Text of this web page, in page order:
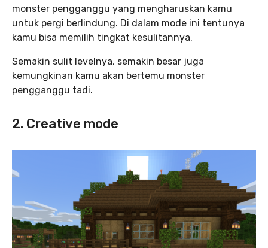
monster pengganggu yang mengharuskan kamu
untuk pergi berlindung. Di dalam mode ini tentunya
kamu bisa memilih tingkat kesulitannya.
Semakin sulit levelnya, semakin besar juga
kemungkinan kamu akan bertemu monster
pengganggu tadi.
2. Creative mode